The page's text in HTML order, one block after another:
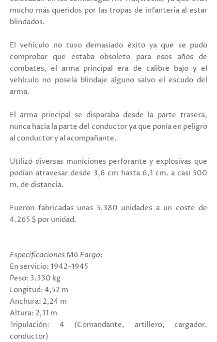
mucho más queridos por las tropas de infantería al estar
blindados.
El vehículo no tuvo demasiado éxito ya que se pudo
comprobar que estaba obsoleto para esos años de
combates, el arma principal era de calibre bajo y el
vehículo no poseía blindaje alguno salvo el escudo del
arma.
El arma principal se disparaba desde la parte trasera,
nunca hacia la parte del conductor ya que ponía en peligro
al conductor y al acompañante.
Utilizó diversas municiones perforante y explosivas que
podían atravesar desde 3,6 cm hasta 6,1 cm. a casi 500
m. de distancia.
Fueron fabricadas unas 5.380 unidades a un coste de
4.265 $ por unidad.
Especificaciones M6 Fargo:
En servicio: 1942-1945
Peso: 3.330 kg
Longitud: 4,52 m
Anchura: 2,24 m
Altura: 2,11 m
Tripulación: 4 (Comandante, artillero, cargador,
conductor)